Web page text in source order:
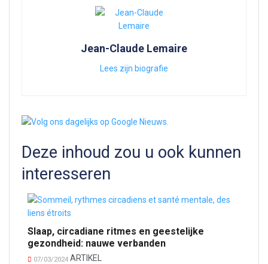
Jean-Claude Lemaire
Lees zijn biografie
Deze inhoud zou u ook kunnen
interesseren
Slaap, circadiane ritmes en geestelijke
gezondheid: nauwe verbanden
07/03/2024 ARTIKEL